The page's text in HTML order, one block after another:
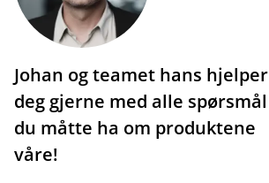
Johan og teamet hans hjelper
deg gjerne med alle spørsmål
du måtte ha om produktene
våre!